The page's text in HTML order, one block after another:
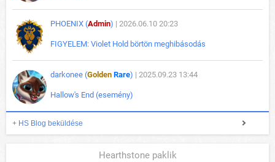
PHOENIX (Admin) | 2026.06.10 20:23
FIGYELEM: Violet Hold börtön meghibásodás
darkonee (Golden Rare) | 2025.09.23 13:44
Hallow's End (esemény)
+ HS Blog beküldése
Hearthstone paklik